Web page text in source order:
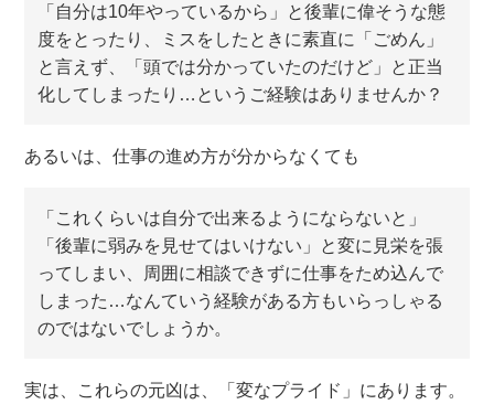
「自分は10年やっているから」と後輩に偉そうな態
度をとったり、ミスをしたときに素直に「ごめん」
と言えず、「頭では分かっていたのだけど」と正当
化してしまったり…というご経験はありませんか？
あるいは、仕事の進め方が分からなくても
「これくらいは自分で出来るようにならないと」
「後輩に弱みを見せてはいけない」と変に見栄を張
ってしまい、周囲に相談できずに仕事をため込んで
しまった…なんていう経験がある方もいらっしゃる
のではないでしょうか。
実は、これらの元凶は、「変なプライド 」にあります。